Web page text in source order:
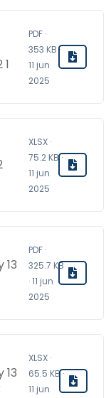
PDF ·
353 KB ·
11 jun
2025
XLSX ·
75.2 KB ·
11 jun
2025
13
PDF ·
325.7 KB
· 11 jun
2025
13
XLSX ·
65.5 KB ·
11 jun